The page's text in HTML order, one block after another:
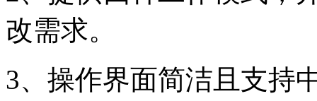
改需求。
3、操作界面简洁且支持